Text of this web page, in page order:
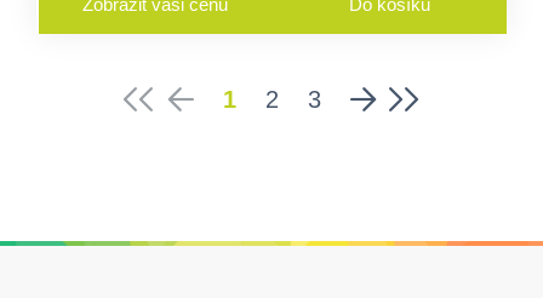
Zobrazit vaši cenu Do košíku
1 2 3